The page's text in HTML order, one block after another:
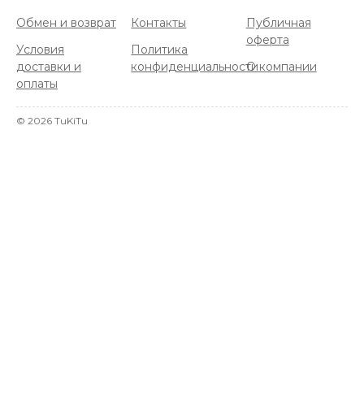
Обмен и возврат
Условия
доставки и
оплаты
Контакты
Политика
конфиденциальности
Публичная
оферта
О компании
© 2026 TuKiTu